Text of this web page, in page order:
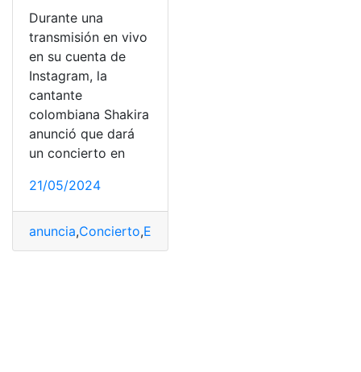
Durante una
transmisión en vivo
en su cuenta de
Instagram, la
cantante
colombiana Shakira
anunció que dará
un concierto en
21/05/2024
anuncia,Concierto,Ecuador